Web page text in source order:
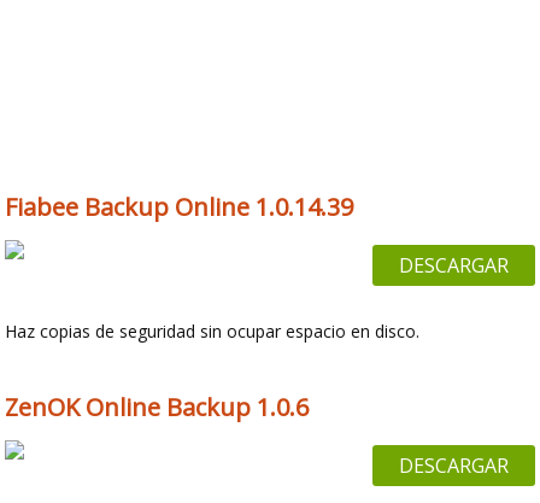
Fiabee Backup Online 1.0.14.39
DESCARGAR
Haz copias de seguridad sin ocupar espacio en disco.
ZenOK Online Backup 1.0.6
DESCARGAR